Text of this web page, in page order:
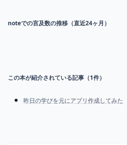
noteでの言及数の推移（直近24ヶ月）
この本が紹介されている記事（1件）
昨日の学びを元にアプリ作成してみた